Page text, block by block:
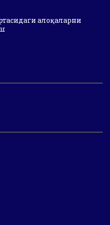
алоқаларни